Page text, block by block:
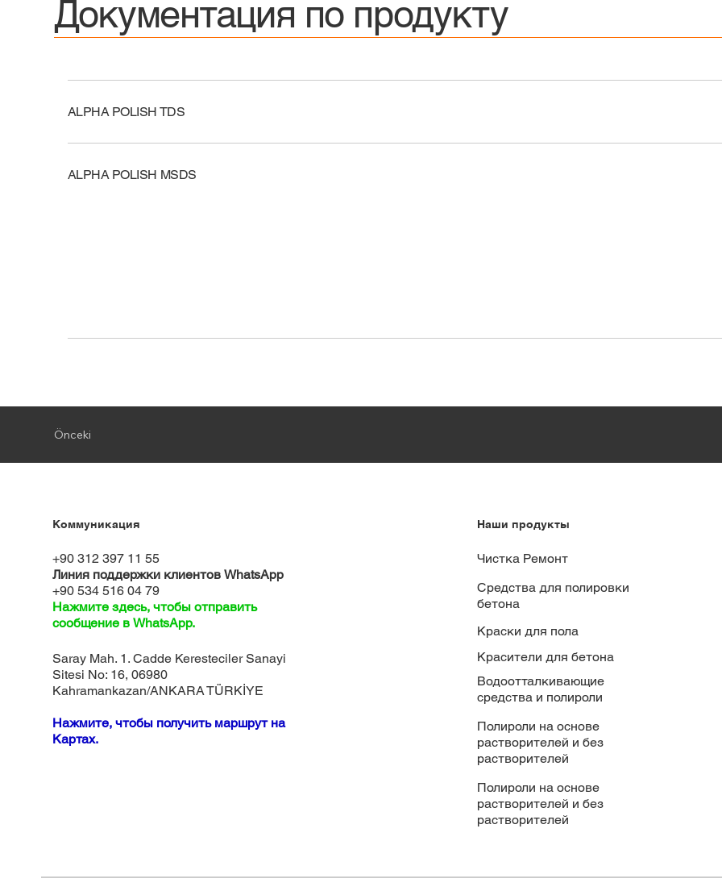
ALPHA POLISH TDS
ALPHA POLISH MSDS
Документация по продукту
Önceki
Коммуникация
+90 312 397 11 55
Линия поддержки клиентов WhatsApp
+90 534 516 04 79
Нажмите здесь, чтобы отправить
сообщение в WhatsApp.
Saray Mah. 1. Cadde Keresteciler Sanayi
Sitesi No: 16, 06980
Kahramankazan/ANKARA TÜRKİYE
Нажмите, чтобы получить маршрут на
Картах.
Наши продукты
Чистка Ремонт
Средства для полировки
бетона
Краски для пола
Красители для бетона
Водоотталкивающие
средства и полироли
Полироли на основе
растворителей и без
растворителей
Полироли на основе
растворителей и без
растворителей